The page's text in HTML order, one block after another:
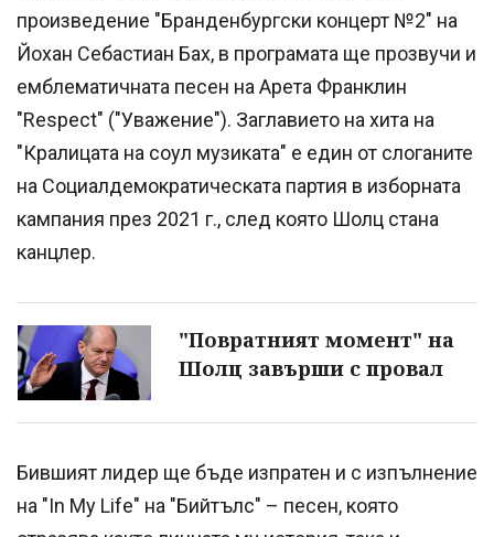
произведение "Бранденбургски концерт №2" на
Йохан Себастиан Бах, в програмата ще прозвучи и
емблематичната песен на Арета Франклин
"Respect" ("Уважение"). Заглавието на хита на
"Кралицата на соул музиката" е един от слоганите
на Социалдемократическата партия в изборната
кампания през 2021 г., след която Шолц стана
канцлер.
"Повратният момент" на
Шолц завърши с провал
Бившият лидер ще бъде изпратен и с изпълнение
на "In My Life" на "Бийтълс" – песен, която